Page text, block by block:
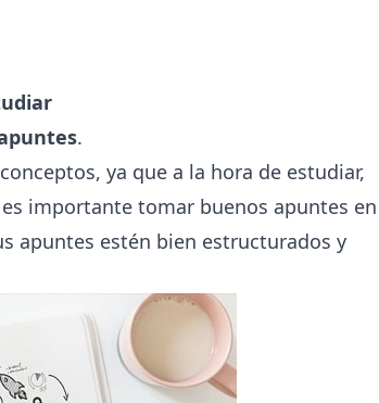
.
ya que a la hora de estudiar,
importante tomar buenos apuntes en
apuntes estén bien estructurados y